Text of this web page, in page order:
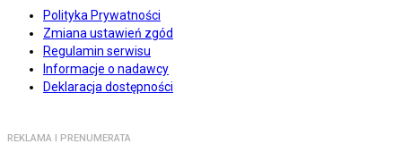
Polityka Prywatności
Zmiana ustawień zgód
Regulamin serwisu
Informacje o nadawcy
Deklaracja dostępności
REKLAMA I PRENUMERATA